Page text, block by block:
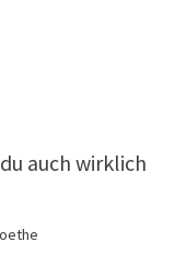
auch wirklich